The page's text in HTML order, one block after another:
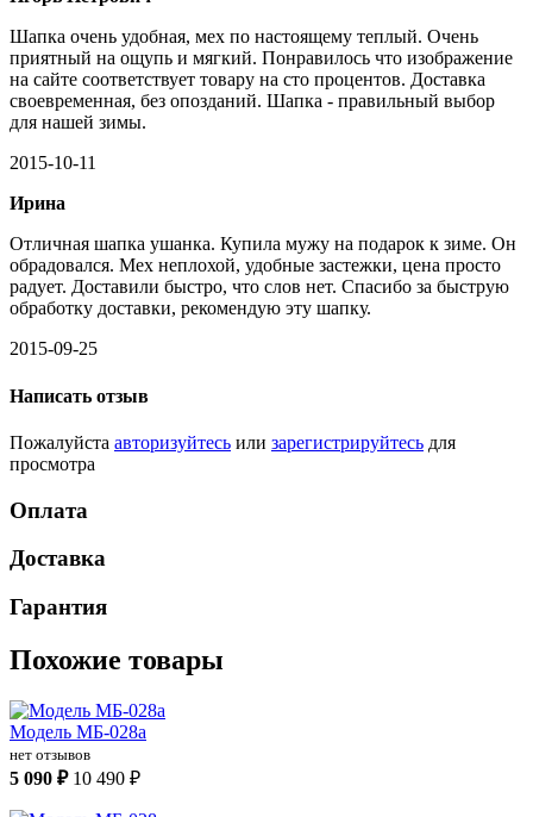
Шапка очень удобная, мех по настоящему теплый. Очень
приятный на ощупь и мягкий. Понравилось что изображение
на сайте соответствует товару на сто процентов. Доставка
своевременная, без опозданий. Шапка - правильный выбор
для нашей зимы.
2015-10-11
Ирина
Отличная шапка ушанка. Купила мужу на подарок к зиме. Он
обрадовался. Мех неплохой, удобные застежки, цена просто
радует. Доставили быстро, что слов нет. Спасибо за быструю
обработку доставки, рекомендую эту шапку.
2015-09-25
Написать отзыв
Пожалуйста авторизуйтесь или зарегистрируйтесь для
просмотра
Оплата
Доставка
Гарантия
Похожие товары
Модель МБ-028а
нет отзывов
5 090 ₽ 10 490 ₽